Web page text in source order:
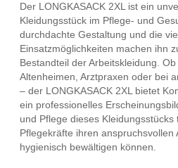
Der LONGKASACK 2XL ist ein
Kleidungsstück im Pflege- und
durchdachte Gestaltung und die
Einsatzmöglichkeiten machen ihn
Bestandteil der Arbeitskleidung.
Altenheimen, Arztpraxen oder bei
– der LONGKASACK 2XL bietet
ein professionelles
und Pflege dieses
Pflegekräfte ihren anspruchsvollen
hygienisch bewältigen können.